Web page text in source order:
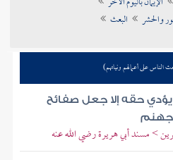
والحشر
البعث
على أعمالهم ونياتهم)
حقه إلا جعل صفائح
جهنم
> مسند أبي هريرة رضي الله عنه